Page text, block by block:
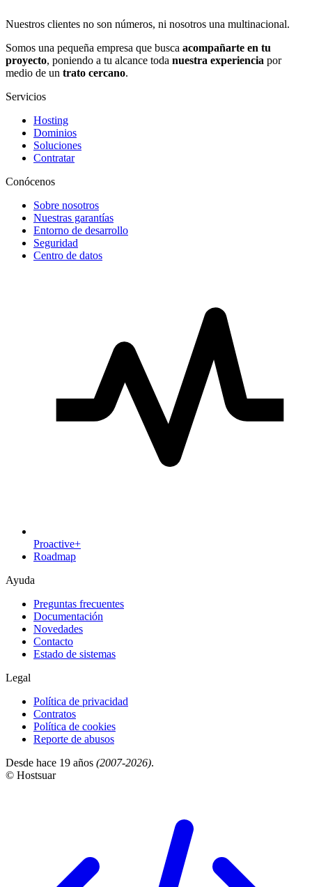
Nuestros clientes no son números, ni nosotros una multinacional.
Somos una pequeña empresa que busca acompañarte en tu
proyecto, poniendo a tu alcance toda nuestra experiencia por
medio de un trato cercano.
Servicios
Hosting
Dominios
Soluciones
Contratar
Conócenos
Sobre nosotros
Nuestras garantías
Entorno de desarrollo
Seguridad
Centro de datos
Proactive+
Roadmap
Ayuda
Preguntas frecuentes
Documentación
Novedades
Contacto
Estado de sistemas
Legal
Política de privacidad
Contratos
Política de cookies
Reporte de abusos
Desde hace 19 años (2007-2026).
© Hostsuar